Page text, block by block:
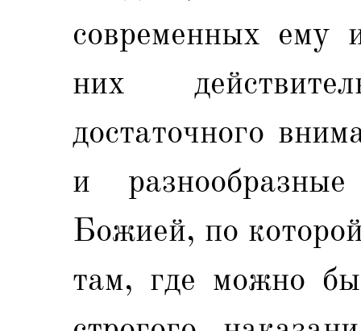
современных ему
них
достаточного
и
Божией, по
там, где можно